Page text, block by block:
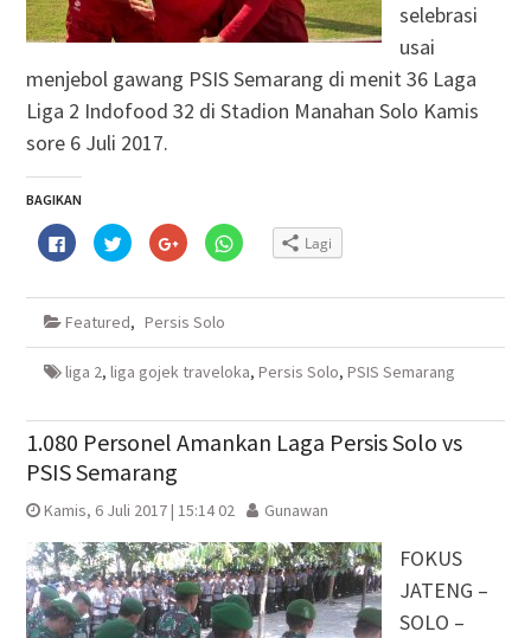
selebrasi
usai
menjebol gawang PSIS Semarang di menit 36 Laga
Liga 2 Indofood 32 di Stadion Manahan Solo Kamis
sore 6 Juli 2017.
BAGIKAN
Klik
untuk
membagikan
Facebook(Membuka
jendela
baru)
Klik
untuk
berbagi
Twitter(Membuka
jendela
baru)
Klik
untuk
berbagi
Google+
di
yang
baru)
Klik
untuk
WhatsApp(Membuka
baru)
Lagi
Featured, Persis Solo
liga 2, liga gojek traveloka, Persis Solo, PSIS Semarang
1.080 Personel Amankan Laga Persis Solo vs
PSIS Semarang
Kamis, 6 Juli 2017 | 15:14 02 Gunawan
FOKUS
JATENG –
SOLO –